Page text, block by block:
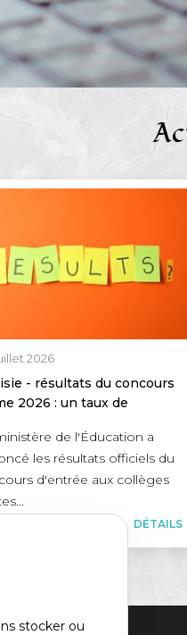
2026
- résultats du concours
2026 : un taux de
de l'Éducation a
les résultats officiels du
d'entrée aux collèges
DÉTAILS
stocker ou